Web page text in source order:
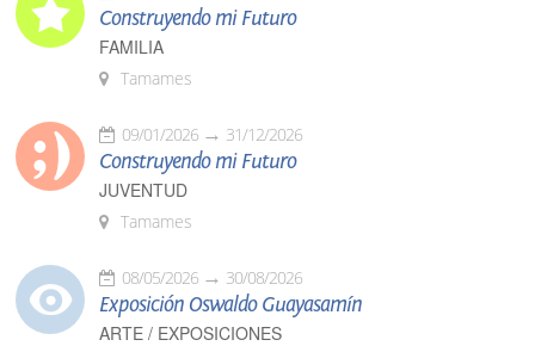
Construyendo mi Futuro
FAMILIA
Tamames
09/01/2026 31/12/2026
Construyendo mi Futuro
JUVENTUD
Tamames
08/05/2026 30/08/2026
Exposición Oswaldo Guayasamín
ARTE / EXPOSICIONES